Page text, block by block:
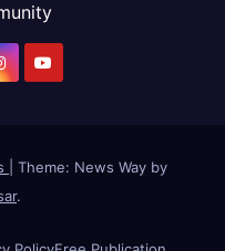
Theme: News Way by
.